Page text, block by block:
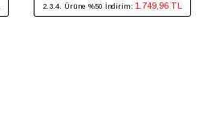
2.3.4. Ürüne %50 İndirim: 1.749,96 TL